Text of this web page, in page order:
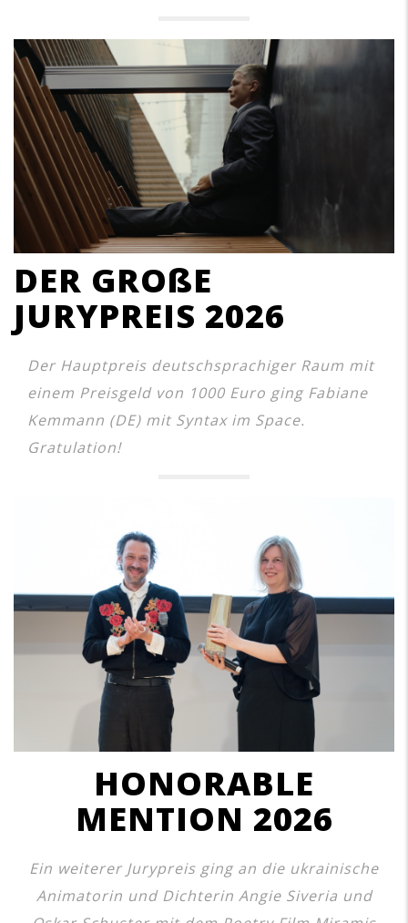
DER GROßE
JURYPREIS 2026
Der Hauptpreis deutschsprachiger Raum mit
einem Preisgeld von 1000 Euro ging Fabiane
Kemmann (DE) mit Syntax im Space.
Gratulation!
HONORABLE
MENTION 2026
Ein weiterer Jurypreis ging an die ukrainische
Animatorin und Dichterin Angie Siveria und